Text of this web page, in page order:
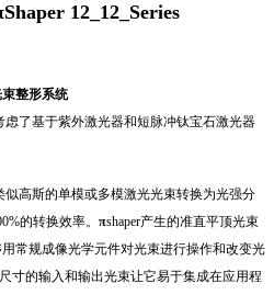
12_12_Series
整形系统
了基于紫外激光器和短脉冲钛宝石激光器
斯的单模或多模激光光束转换为光强分
的转换效率。 πshaper产生的准直平顶光束
常规成像光学元件对光束进行操作和改变光
的输入和输出光束让它易于集成在应用程